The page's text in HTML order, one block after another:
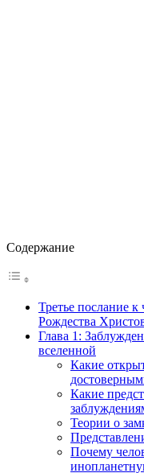
Содержание
Третье послание к
Рождества
Глава 1:
вселенной
Какие
Какие
Теории о
Почему